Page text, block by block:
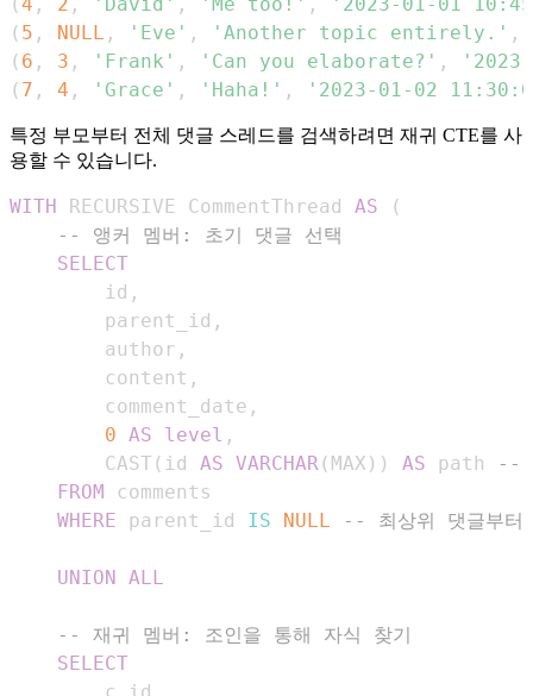
( 5 , NULL , 'Eve' , 'Another topic entirely.' ,
( 6 , 3 , 'Frank' , 'Can you elaborate?' ,
( 7 , 4 , 'Grace' , 'Haha!' , '2023-01-02
특정 부모부터 전체 댓글 스레드를 검색하려면 재귀 CTE를 사
용할 수 있습니다.
WITH RECURSIVE CommentThread AS
(
-- 앵커 멤버: 초기 댓글 선택
SELECT
        id
,
        parent_id
,
        author
,
        content
,
        comment_date
,
0 AS level ,
        CAST
( id AS VARCHAR( MAX ) ) AS path
--
FROM
WHERE parent_id IS NULL -- 최상위 댓글부터
UNION ALL
-- 재귀 멤버: 조인을 통해 자식 찾기
SELECT